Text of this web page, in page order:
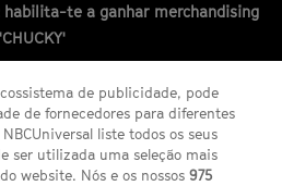
habilita-te a ganhar merchandising
de publicidade, pode
de fornecedores para diferentes
liste todos os seus
ser utilizada uma seleção mais
website. Nós e os nossos975